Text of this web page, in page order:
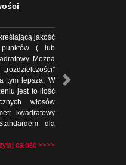
jakość
( lub
Można
tym lepsza. W
jest to ilość
włosów
kwadratowy
dla
całość >>>>